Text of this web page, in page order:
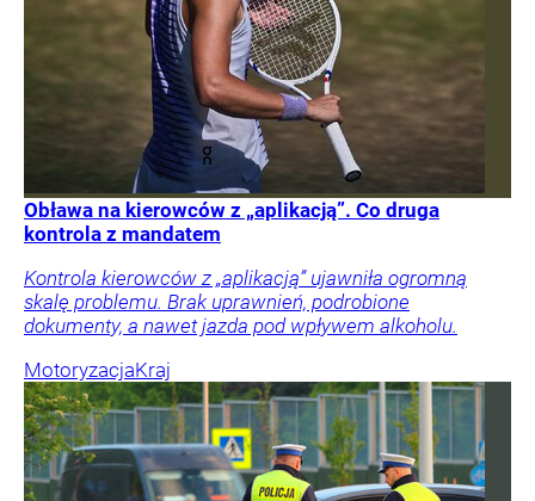
Obława na kierowców z „aplikacją”. Co druga
kontrola z mandatem
Kontrola kierowców z „aplikacją” ujawniła ogromną
skalę problemu. Brak uprawnień, podrobione
dokumenty, a nawet jazda pod wpływem alkoholu.
MotoryzacjaKraj